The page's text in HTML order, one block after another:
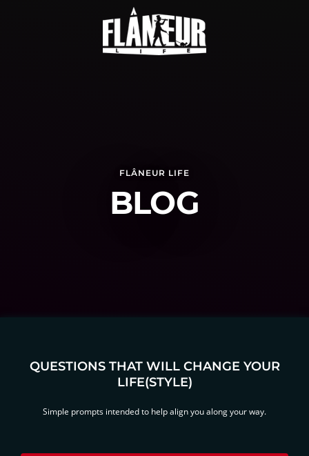
FLÂNEUR LIFE
BLOG
QUESTIONS THAT WILL CHANGE YOUR
LIFE(STYLE)
Simple prompts intended to help align you along your way.